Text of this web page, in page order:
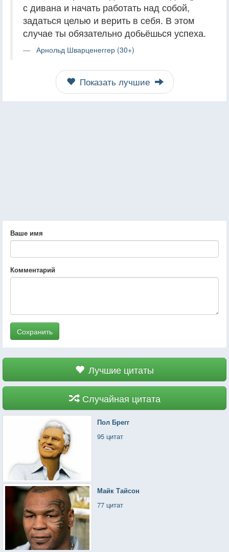
с дивана и начать работать над собой,
задаться целью и верить в себя. В этом
случае ты обязательно добьёшься успеха.
Арнольд Шварценеггер (30+)
Показать лучшие
Ваше имя
Комментарий
Сохранить
Лучшие цитаты
Случайная цитата
Пол Брегг
95 цитат
Майк Тайсон
77 цитат